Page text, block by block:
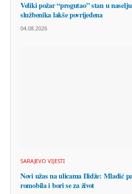
Veliki požar “progutao” stan u
službenika lakše povrijeđena
04.08.2026
SARAJEVO VIJESTI
Novi užas na ulicama Ilidže: Mladić
romobila i bori se za život